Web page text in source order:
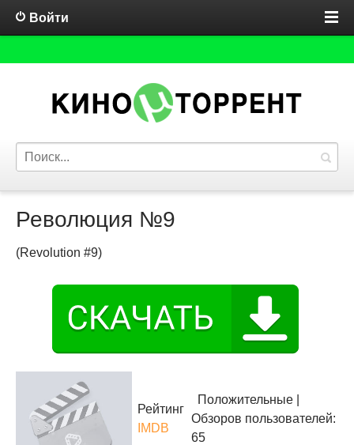
Войти
Революция №9
(Revolution #9)
Рейтинг
IMDB
Положительные
Обзоров пользователей:
65